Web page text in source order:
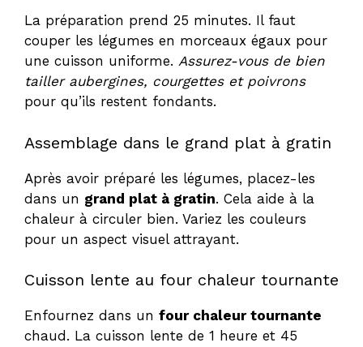
La préparation prend 25 minutes. Il faut
couper les légumes en morceaux égaux pour
une cuisson uniforme. Assurez-vous de bien
tailler aubergines, courgettes et poivrons
pour qu’ils restent fondants.
Assemblage dans le grand plat à gratin
Après avoir préparé les légumes, placez-les
dans un grand plat à gratin. Cela aide à la
chaleur à circuler bien. Variez les couleurs
pour un aspect visuel attrayant.
Cuisson lente au four chaleur tournante
Enfournez dans un four chaleur tournante
chaud. La cuisson lente de 1 heure et 45